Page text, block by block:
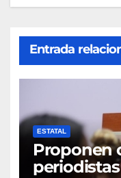
Entrada
ESTATAL
Proponen
periodistas